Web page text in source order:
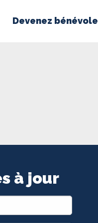
Devenez bénévole
à jour